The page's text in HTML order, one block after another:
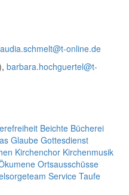
online.de
barbara.hochguertel@t-
Beichte Bücherei
Glaube Gottesdienst
Kirchenchor Kirchenmusik
Ortsausschüsse
Service Taufe